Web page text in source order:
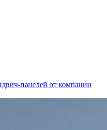
панелей от компании